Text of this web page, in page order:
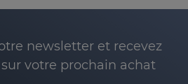
newsletter et recevez
votre prochain achat